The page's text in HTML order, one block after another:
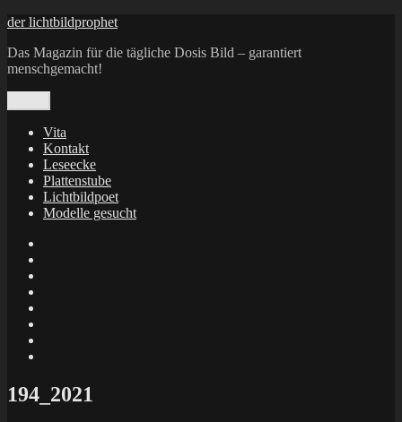
Zum
springen
der lichtbildprophet
Das Magazin für die tägliche Dosis Bild – garantiert
menschgemacht!
Vita
Kontakt
Leseecke
Plattenstube
Lichtbildpoet
Modelle gesucht
X
194_2021